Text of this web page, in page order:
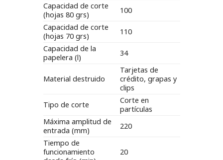
Capacidad de corte
(hojas 80 grs)
100
Capacidad de corte
(hojas 70 grs)
110
Capacidad de la
papelera (l)
34
Material destruido
Tarjetas de
crédito, grapas y
clips
Tipo de corte
Corte en
partículas
Máxima amplitud de
entrada (mm)
220
Tiempo de
funcionamiento
20